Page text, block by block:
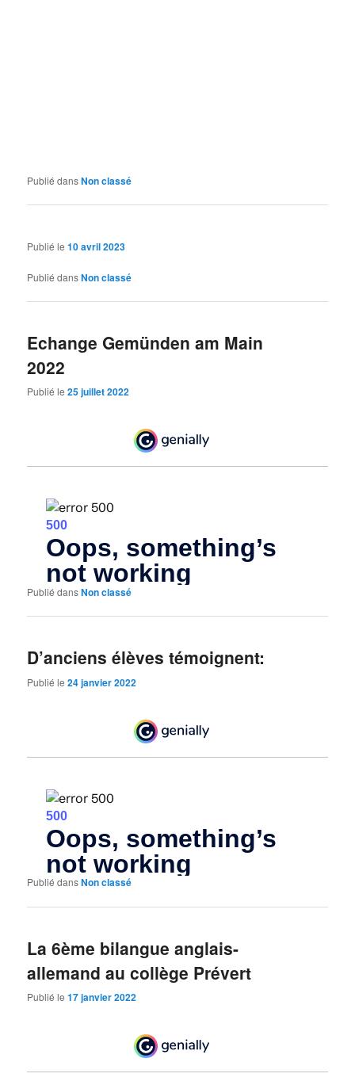
Publié dansNon classé
Publié le10 avril 2023
Publié dansNon classé
Echange Gemünden am Main
2022
Publié le25 juillet 2022
Publié dansNon classé
D’anciens élèves témoignent:
Publié le24 janvier 2022
Publié dansNon classé
La 6ème bilangue anglais-
allemand au collège Prévert
Publié le17 janvier 2022